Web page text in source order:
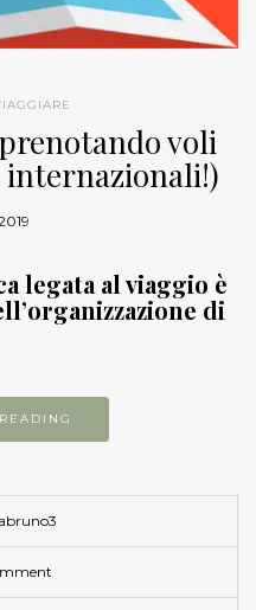
voli
internazionali!)
legata al viaggio è
di